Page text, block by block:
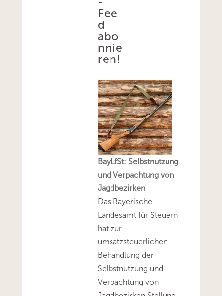
Fee
d
abo
nnie
ren!
BayLfSt: Selbstnutzung
und Verpachtung von
Jagdbezirken
Das Bayerische
Landesamt für Steuern
hat zur
umsatzsteuerlichen
Behandlung der
Selbstnutzung und
Verpachtung von